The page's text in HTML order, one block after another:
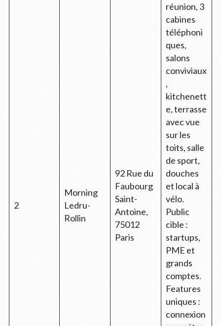
2
Morning
Ledru-
Rollin
92 Rue du
Faubourg
Saint-
Antoine,
75012
Paris
réunion, 3
cabines
téléphoni
ques,
salons
conviviaux
,
kitchenett
e, terrasse
avec vue
sur les
toits, salle
de sport,
douches
et local à
vélo.
Public
cible :
startups,
PME et
grands
comptes.
Features
uniques :
connexion